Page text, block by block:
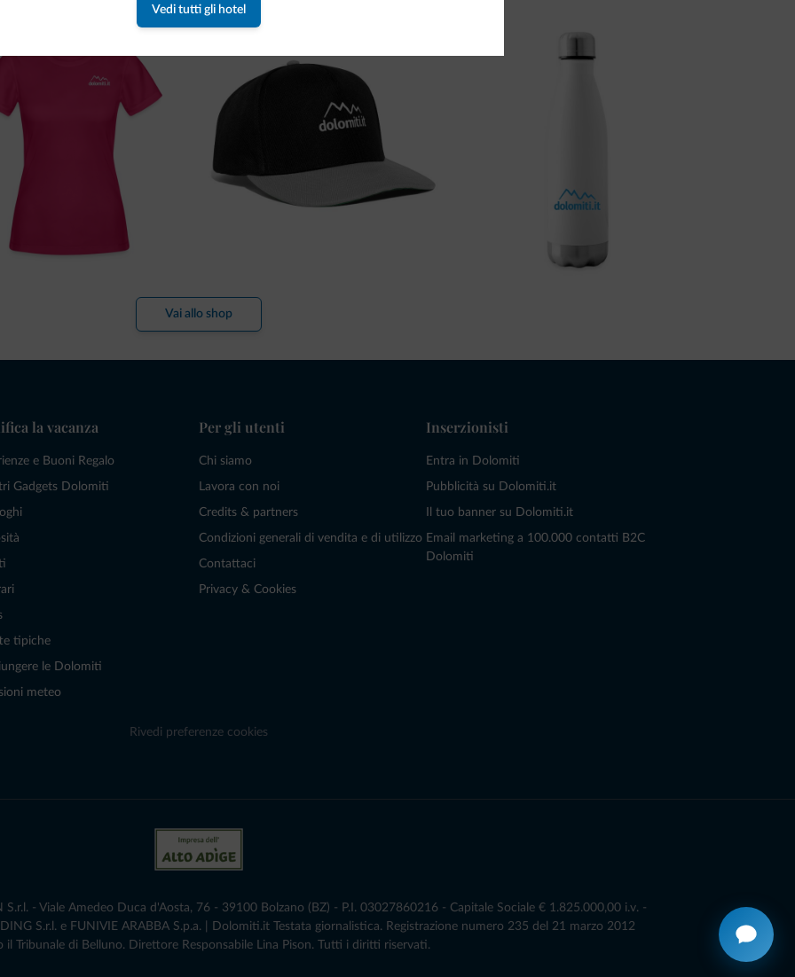
Vedi tutti gli hotel
Vai allo shop
la vacanza
e Buoni Regalo
Gadgets Dolomiti
tipiche
le Dolomiti
meteo
Per gli utenti
Chi siamo
Lavora con noi
Credits & partners
Condizioni generali di vendita e di utilizzo
Contattaci
Privacy & Cookies
Inserzionisti
Entra in Dolomiti
Pubblicità su Dolomiti.it
Il tuo banner su Dolomiti.it
Email marketing a 100.000 contatti B2C
Dolomiti
Rivedi preferenze cookies
- Viale Amedeo Duca d'Aosta, 76 - 39100 Bolzano (BZ) - P.I. 03027860216 - Capitale Sociale € 1.825.000,00 i.v. -
S.r.l. e FUNIVIE ARABBA S.p.a. | Dolomiti.it Testata giornalistica. Registrazione numero 235 del 21 marzo 2012
il Tribunale di Belluno.­ Direttore Responsabile Lina Pison. Tutti i diritti riservati.